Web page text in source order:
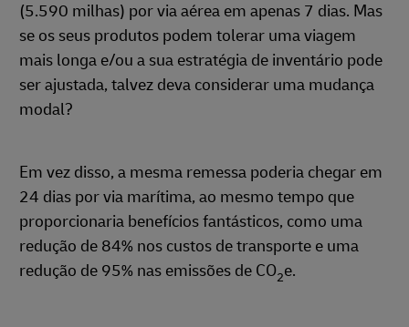
(5.590 milhas) por via aérea em apenas 7 dias. Mas
se os seus produtos podem tolerar uma viagem
mais longa e/ou a sua estratégia de inventário pode
ser ajustada, talvez deva considerar uma mudança
modal?
Em vez disso, a mesma remessa poderia chegar em
24 dias por via marítima, ao mesmo tempo que
proporcionaria benefícios fantásticos, como uma
redução de 84% nos custos de transporte e uma
redução de 95% nas emissões de CO2e.